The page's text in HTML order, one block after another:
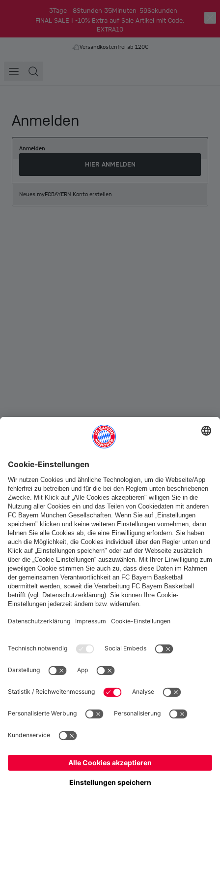
3Tage 8Stunden 35Minuten 59Sekunden
FINAL SALE | -10% Extra auf Sale Artikel mit Code:
EXTRA10
Versandkostenfrei ab 120€
Anmelden
Anmelden
HIER ANMELDEN
Neues myFCBAYERN Konto erstellen
Top Kategorien
Hilfe & Services
Weitere Kategorien
Folge uns
Ja,Österreich, um dorthin zu liefern!
Weltweit, um dorthin zu liefern!